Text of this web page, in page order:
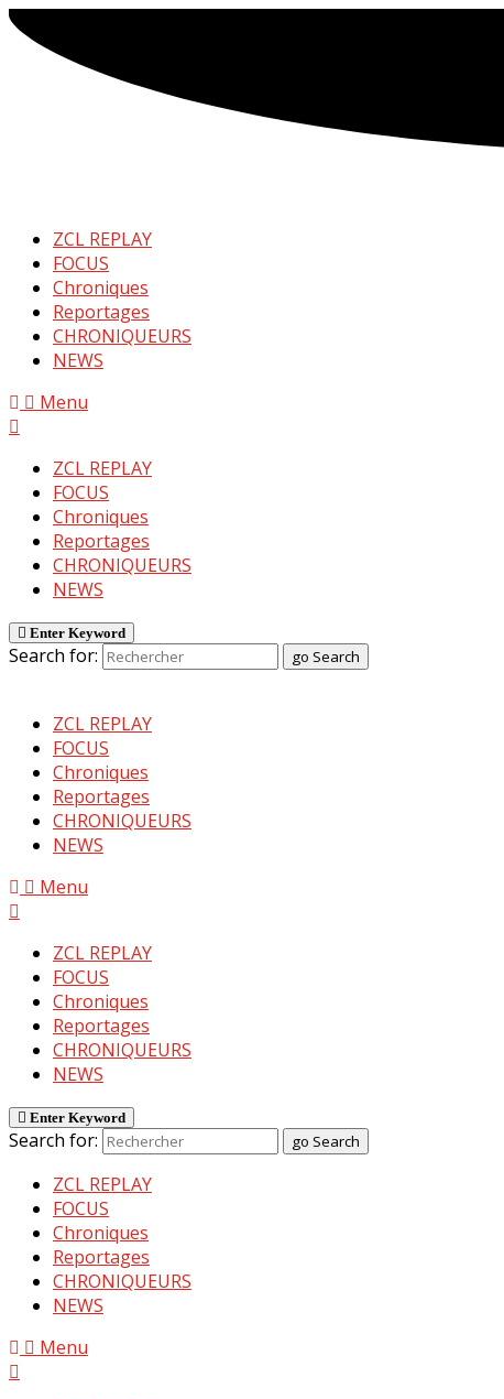
ZCL REPLAY
FOCUS
Chroniques
Reportages
CHRONIQUEURS
NEWS
Menu
ZCL REPLAY
FOCUS
Chroniques
Reportages
CHRONIQUEURS
NEWS
Enter Keyword
Search for: go Search
ZCL REPLAY
FOCUS
Chroniques
Reportages
CHRONIQUEURS
NEWS
Menu
ZCL REPLAY
FOCUS
Chroniques
Reportages
CHRONIQUEURS
NEWS
Enter Keyword
Search for: go Search
ZCL REPLAY
FOCUS
Chroniques
Reportages
CHRONIQUEURS
NEWS
Menu